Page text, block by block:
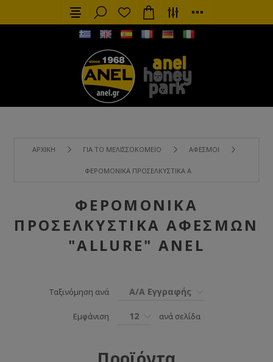
ΑΡΧΙΚΉ ΓΙΑ ΤΟ ΜΕΛΙΣΣΟΚΟΜΕΊΟ ΑΦΕΣΜΟΊ
ΦΕΡΟΜΟΝΙΚΆ ΠΡΟΣΕΛΚΥΣΤΙΚΆ ΑΦΕΣΜΏΝ "ALLURE" ANEL
ΦΕΡΟΜΟΝΙΚΆ
ΠΡΟΣΕΛΚΥΣΤΙΚΆ ΑΦΕΣΜΏΝ
"ALLURE" ANEL
Ταξινόμηση ανά Α/Α Εγγραφής
Εμφάνιση 12 ανά σελίδα